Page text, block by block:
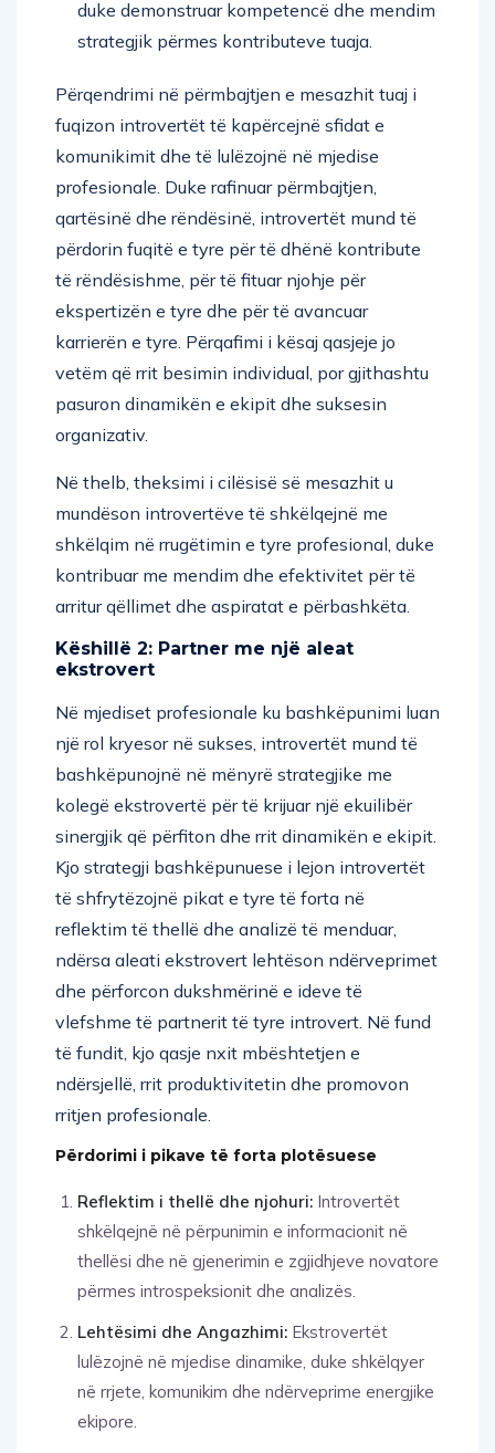
duke demonstruar kompetencë dhe mendim
strategjik përmes kontributeve tuaja.
Përqendrimi në përmbajtjen e mesazhit tuaj i
fuqizon introvertët të kapërcejnë sfidat e
komunikimit dhe të lulëzojnë në mjedise
profesionale. Duke rafinuar përmbajtjen,
qartësinë dhe rëndësinë, introvertët mund të
përdorin fuqitë e tyre për të dhënë kontribute
të rëndësishme, për të fituar njohje për
ekspertizën e tyre dhe për të avancuar
karrierën e tyre. Përqafimi i kësaj qasjeje jo
vetëm që rrit besimin individual, por gjithashtu
pasuron dinamikën e ekipit dhe suksesin
organizativ.
Në thelb, theksimi i cilësisë së mesazhit u
mundëson introvertëve të shkëlqejnë me
shkëlqim në rrugëtimin e tyre profesional, duke
kontribuar me mendim dhe efektivitet për të
arritur qëllimet dhe aspiratat e përbashkëta.
Këshillë 2: Partner me një aleat
ekstrovert
Në mjediset profesionale ku bashkëpunimi luan
një rol kryesor në sukses, introvertët mund të
bashkëpunojnë në mënyrë strategjike me
kolegë ekstrovertë për të krijuar një ekuilibër
sinergjik që përfiton dhe rrit dinamikën e ekipit.
Kjo strategji bashkëpunuese i lejon introvertët
të shfrytëzojnë pikat e tyre të forta në
reflektim të thellë dhe analizë të menduar,
ndërsa aleati ekstrovert lehtëson ndërveprimet
dhe përforcon dukshmërinë e ideve të
vlefshme të partnerit të tyre introvert. Në fund
të fundit, kjo qasje nxit mbështetjen e
ndërsjellë, rrit produktivitetin dhe promovon
rritjen profesionale.
Përdorimi i pikave të forta plotësuese
Reflektim i thellë dhe njohuri: Introvertët
shkëlqejnë në përpunimin e informacionit në
thellësi dhe në gjenerimin e zgjidhjeve novatore
përmes introspeksionit dhe analizës.
Lehtësimi dhe Angazhimi: Ekstrovertët
lulëzojnë në mjedise dinamike, duke shkëlqyer
në rrjete, komunikim dhe ndërveprime energjike
ekipore.